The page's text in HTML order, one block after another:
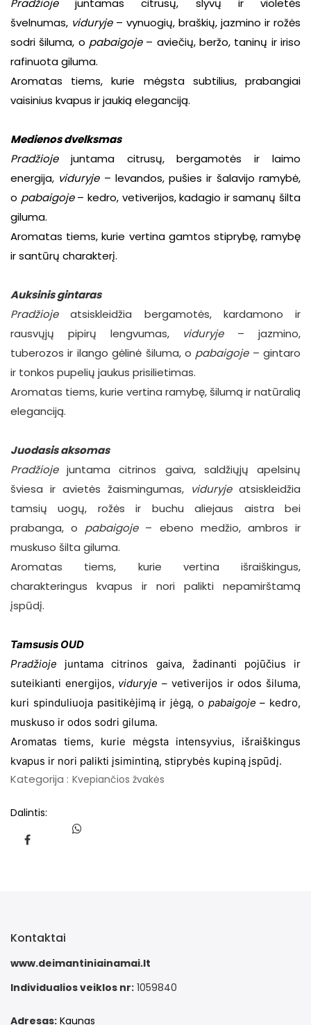
Pradžiojejuntamas citrusų, slyvų ir violetės
švelnumas, viduryje– vynuogių, braškių, jazmino ir rožės
sodri šiluma, o pabaigoje– aviečių, beržo, taninų ir iriso
rafinuota giluma.
Aromatas tiems, kurie mėgsta subtilius, prabangiai
vaisinius kvapus ir jaukią eleganciją.
Medienos dvelksmas
Pradžiojejuntama citrusų, bergamotės ir laimo
energija, viduryje– levandos, pušies ir šalavijo ramybė,
o pabaigoje– kedro, vetiverijos, kadagio ir samanų šilta
giluma.
Aromatas tiems, kurie vertina gamtos stiprybę, ramybę
ir santūrų charakterį.
Auksinis gintaras
Pradžiojeatsiskleidžia bergamotės, kardamono ir
rausvųjų pipirų lengvumas, viduryje– jazmino,
tuberozos ir ilango gėlinė šiluma, o pabaigoje– gintaro
ir tonkos pupelių jaukus prisilietimas.
Aromatas tiems, kurie vertina ramybę, šilumą irnatūralią
eleganciją.
Juodasis aksomas
Pradžiojejuntama citrinos gaiva, saldžiųjų apelsinų
šviesa ir avietės žaismingumas, viduryjeatsiskleidžia
tamsių uogų, rožės ir buchu aliejaus aistra bei
prabanga, o pabaigoje– ebeno medžio, ambros ir
muskuso šilta giluma.
Aromatas tiems, kurie vertina išraiškingus,
charakteringus kvapus ir nori palikti nepamirštamą
įspūdį.
Tamsusis OUD
Pradžioje juntama citrinos gaiva, žadinanti pojūčius ir
suteikianti energijos, viduryje – vetiverijos ir odos šiluma,
kuri spinduliuoja pasitikėjimą ir jėgą, o pabaigoje – kedro,
muskuso ir odos sodri giluma.
Aromatas tiems, kurie mėgsta intensyvius, išraiškingus
kvapus ir nori palikti įsimintiną, stiprybės kupiną įspūdį.
Kategorija : Kvepiančios žvakės
Dalintis:
Kontaktai
www.deimantiniainamai.lt
Individualios veiklos nr: 1059840
Adresas: Kaunas